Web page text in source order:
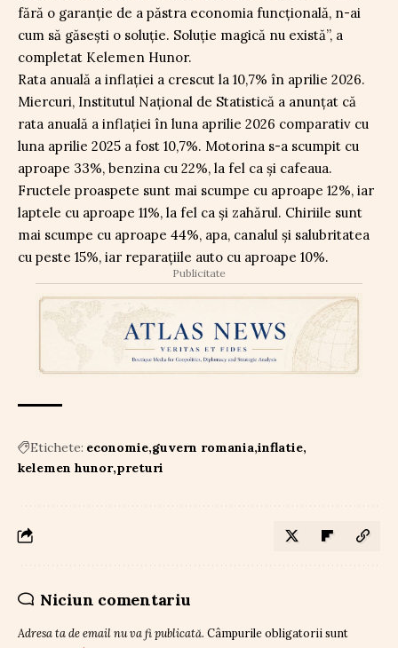
fără o garanție de a păstra economia funcțională, n-ai
cum să găsești o soluție. Soluție magică nu există”, a
completat Kelemen Hunor.
Rata anuală a inflației a crescut la 10,7% în aprilie 2026.
Miercuri, Institutul Național de Statistică a anunțat că
rata anuală a inflaţiei în luna aprilie 2026 comparativ cu
luna aprilie 2025 a fost 10,7%. Motorina s-a scumpit cu
aproape 33%, benzina cu 22%, la fel ca și cafeaua.
Fructele proaspete sunt mai scumpe cu aproape 12%, iar
laptele cu aproape 11%, la fel ca și zahărul. Chiriile sunt
mai scumpe cu aproape 44%, apa, canalul și salubritatea
cu peste 15%, iar reparațiile auto cu aproape 10%.
Publicitate
Etichete: economie guvern romania inflatie
kelemen hunor preturi
Niciun comentariu
Adresa ta de email nu va fi publicată. Câmpurile obligatorii sunt